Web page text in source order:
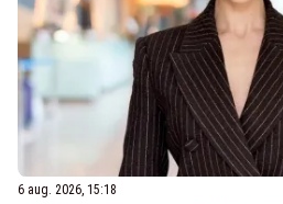
6 aug. 2026, 15:18